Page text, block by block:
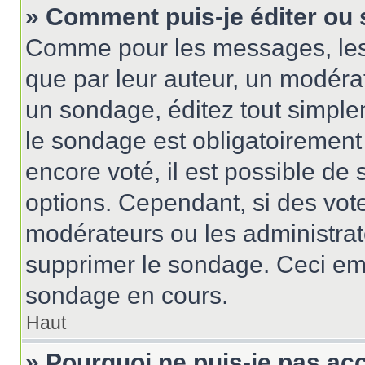
» Comment puis-je éditer
Comme pour les messages,
que par leur auteur, un
un sondage, éditez tout
le sondage est
encore voté, il est possible de
options. Cependant, si des
modérateurs ou les
supprimer le sondage. Ceci
sondage en cours.
Haut